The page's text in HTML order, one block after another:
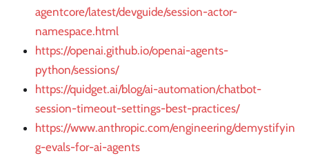
agentcore/latest/devguide/session-actor-
namespace.html
https://openai.github.io/openai-agents-
python/sessions/
https://quidget.ai/blog/ai-automation/chatbot-
session-timeout-settings-best-practices/
https://www.anthropic.com/engineering/demystifyin
g-evals-for-ai-agents